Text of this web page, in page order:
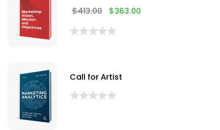
$413.00 $363.00
Call for Artist